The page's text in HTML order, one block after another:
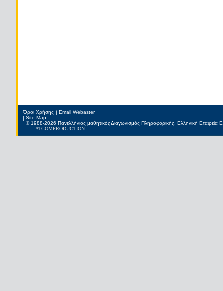
Όροι Χρήσης
Email Webaster
Site Map
© 1988-2026 Πανελλήνιος μαθητικός Διαγωνισμός Πληροφορικής, Ελληνική
ATCOMPRODUCTION